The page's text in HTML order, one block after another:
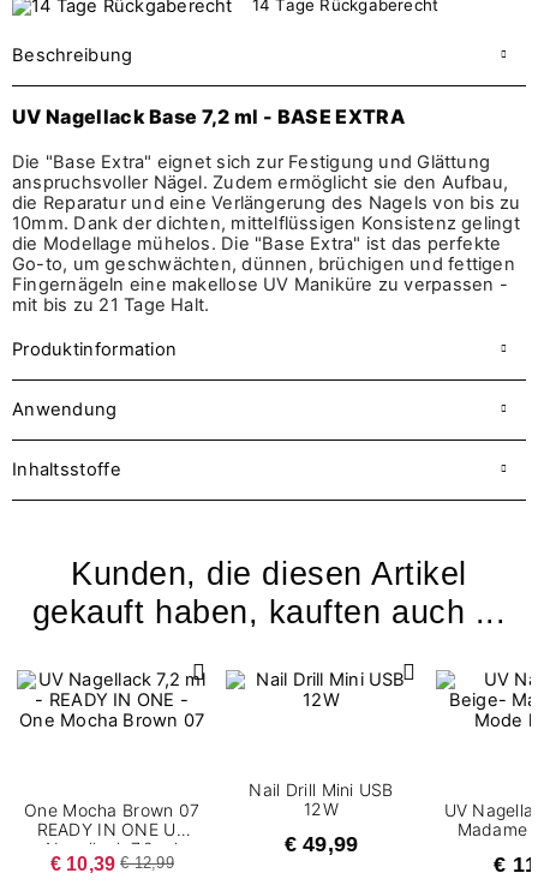
14 Tage Rückgaberecht
Beschreibung
UV Nagellack Base 7,2 ml - BASE EXTRA
Die "Base Extra" eignet sich zur Festigung und Glättung
anspruchsvoller Nägel. Zudem ermöglicht sie den Aufbau,
die Reparatur und eine Verlängerung des Nagels von bis zu
10mm. Dank der dichten, mittelflüssigen Konsistenz gelingt
die Modellage mühelos. Die "Base Extra" ist das perfekte
Go-to, um geschwächten, dünnen, brüchigen und fettigen
Fingernägeln eine makellose UV Maniküre zu verpassen -
mit bis zu 21 Tage Halt.
Produktinformation
Anwendung
Inhaltsstoffe
Kunden, die diesen Artikel
gekauft haben, kauften auch ...
One Mocha Brown 07
READY IN ONE UV
Nagellack 7,2 ml
€ 10,39 € 12,99
Nail Drill Mini USB
12W
€ 49,99
UV
Madame
€